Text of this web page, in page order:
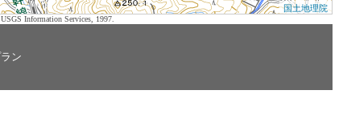
国土地理院
Information Services, 1997.
ン